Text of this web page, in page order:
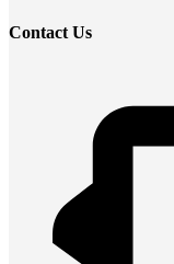
Contact Us